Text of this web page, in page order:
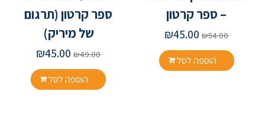
– ספר קרטון
₪54.00
₪45.00
הוספה לסל
ספר קרטון (תרגום
של מיריק)
₪49.00
₪45.00
הוספה לסל